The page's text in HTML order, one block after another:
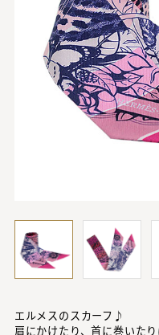
エルメスのスカーフ♪
肩にかけたり、首に巻いた